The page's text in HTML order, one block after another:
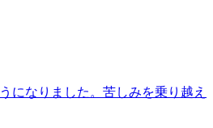
になりました。苦しみを乗り越え